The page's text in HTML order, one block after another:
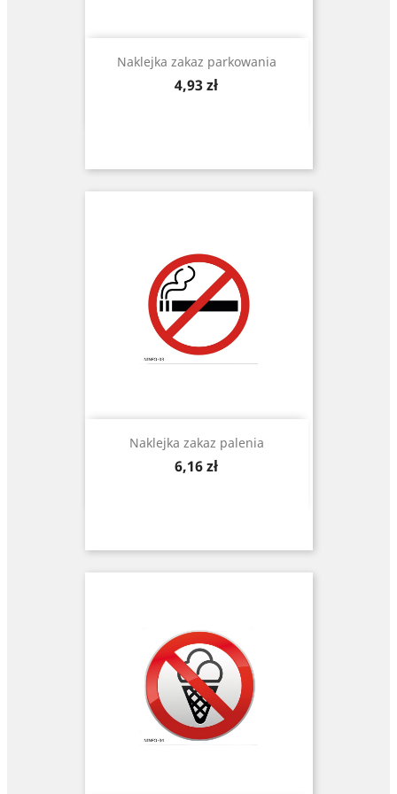
Naklejka zakaz parkowania
Cena
4,93 zł
Naklejka zakaz palenia
Cena
6,16 zł